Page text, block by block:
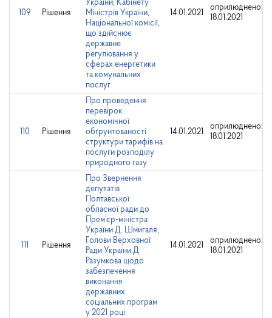
109 Рішення
України, Кабінету
Міністрів України,
Національної комісії,
що здійснює
державне
регулювання у
сферах енергетики
та комунальних
послуг
14.01.2021
оприлюднено:
18.01.2021
110 Рішення
Про проведення
перевірок
економічної
обґрунтованості
структури тарифів на
послуги розподілу
природного газу
14.01.2021
оприлюднено:
18.01.2021
Рішення
Про Звернення
депутатів
Полтавської
обласної ради до
Прем’єр-міністра
України Д. Шмигаля,
Голови Верховної
Ради України Д.
Разумкова щодо
забезпечення
виконання
державних
соціальних програм
у 2021 році
14.01.2021
оприлюднено:
18.01.2021